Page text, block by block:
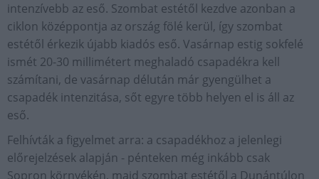
intenzívebb az eső. Szombat estétől kezdve azonban a
ciklon középpontja az ország fölé kerül, így szombat
estétől érkezik újabb kiadós eső. Vasárnap estig sokfelé
ismét 20-30 millimétert meghaladó csapadékra kell
számítani, de vasárnap délután már gyengülhet a
csapadék intenzitása, sőt egyre több helyen el is áll az
eső.
Felhívták a figyelmet arra: a csapadékhoz a jelenlegi
előrejelzések alapján - pénteken még inkább csak
Sopron környékén, majd szombat estétől a Dunántúlon